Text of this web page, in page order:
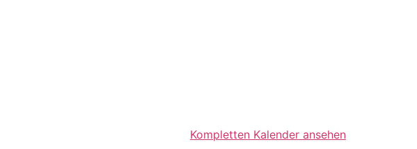
Kompletten Kalender ansehen